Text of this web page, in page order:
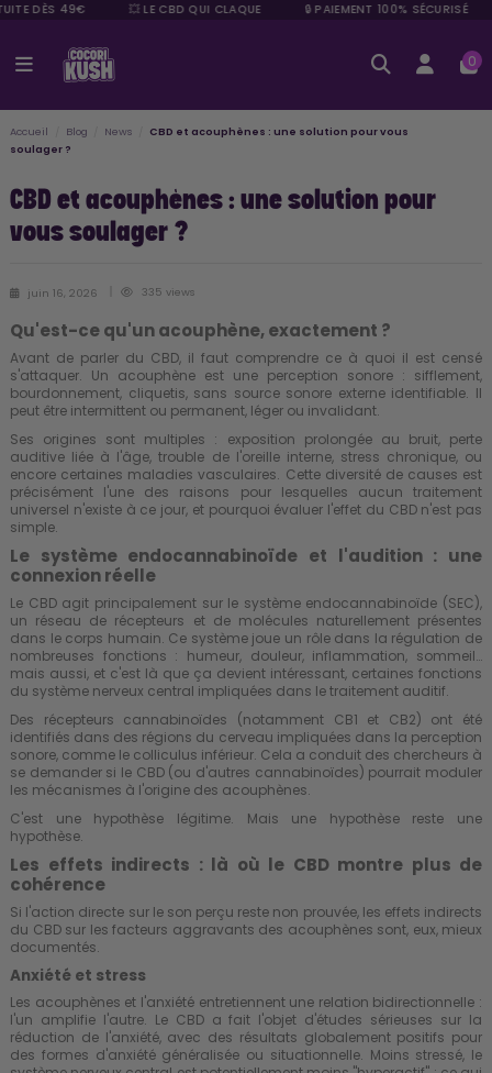
DÈS 49€ 💥 LE CBD QUI CLAQUE 🔒 PAIEMENT 100% SÉCURISÉ
0
Accueil Blog News
CBD et acouphènes : une solution pour vous
soulager ?
CBD et acouphènes : une solution pour
vous soulager ?
juin 16, 2026 335 views
Qu'est-ce qu'un acouphène, exactement ?
Avant de parler du CBD, il faut comprendre ce à quoi il est censé
s'attaquer. Un acouphène est une perception sonore : sifflement,
bourdonnement, cliquetis, sans source sonore externe identifiable. Il
peut être intermittent ou permanent, léger ou invalidant.
Ses origines sont multiples : exposition prolongée au bruit, perte
auditive liée à l'âge, trouble de l'oreille interne, stress chronique, ou
encore certaines maladies vasculaires. Cette diversité de causes est
précisément l'une des raisons pour lesquelles aucun traitement
universel n'existe à ce jour, et pourquoi évaluer l'effet du CBD n'est pas
simple.
Le système endocannabinoïde et l'audition : une
connexion réelle
Le CBD agit principalement sur le système endocannabinoïde (SEC),
un réseau de récepteurs et de molécules naturellement présentes
dans le corps humain. Ce système joue un rôle dans la régulation de
nombreuses fonctions : humeur, douleur, inflammation, sommeil…
mais aussi, et c'est là que ça devient intéressant, certaines fonctions
du système nerveux central impliquées dans le traitement auditif.
Des récepteurs cannabinoïdes (notamment CB1 et CB2) ont été
identifiés dans des régions du cerveau impliquées dans la perception
sonore, comme le colliculus inférieur. Cela a conduit des chercheurs à
se demander si le CBD (ou d'autres cannabinoïdes) pourrait moduler
les mécanismes à l'origine des acouphènes.
C'est une hypothèse légitime. Mais une hypothèse reste une
hypothèse.
Les effets indirects : là où le CBD montre plus de
cohérence
Si l'action directe sur le son perçu reste non prouvée, les effets indirects
du CBD sur les facteurs aggravants des acouphènes sont, eux, mieux
documentés.
Anxiété et stress
Les acouphènes et l'anxiété entretiennent une relation bidirectionnelle :
l'un amplifie l'autre. Le CBD a fait l'objet d'études sérieuses sur la
réduction de l'anxiété, avec des résultats globalement positifs pour
des formes d'anxiété généralisée ou situationnelle. Moins stressé, le